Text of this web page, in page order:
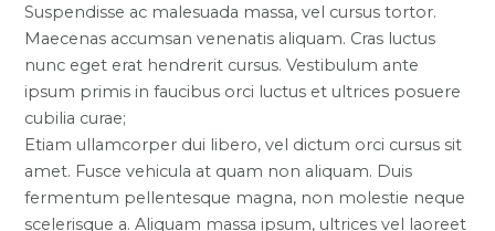
Suspendisse ac malesuada massa, vel cursus tortor.
Maecenas accumsan venenatis aliquam. Cras luctus
nunc eget erat hendrerit cursus. Vestibulum ante
ipsum primis in faucibus orci luctus et ultrices posuere
cubilia curae;
Etiam ullamcorper dui libero, vel dictum orci cursus sit
amet. Fusce vehicula at quam non aliquam. Duis
fermentum pellentesque magna, non molestie neque
scelerisque a. Aliquam massa ipsum, ultrices vel laoreet